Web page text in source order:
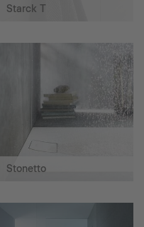
Starck T
Stonetto